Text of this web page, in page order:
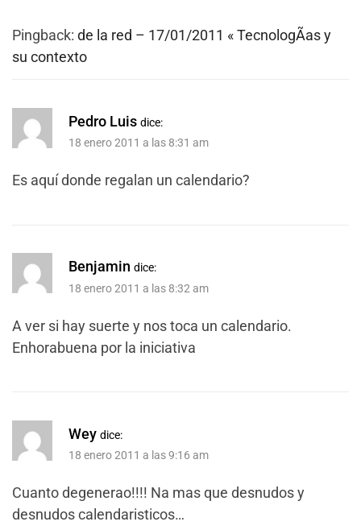
Pingback: de la red – 17/01/2011 « TecnologÃ­as y
su contexto
Pedro Luis dice:
18 enero 2011 a las 8:31 am
Es aquí donde regalan un calendario?
Benjamin dice:
18 enero 2011 a las 8:32 am
A ver si hay suerte y nos toca un calendario.
Enhorabuena por la iniciativa
Wey dice:
18 enero 2011 a las 9:16 am
Cuanto degenerao!!!! Na mas que desnudos y
desnudos calendaristicos…